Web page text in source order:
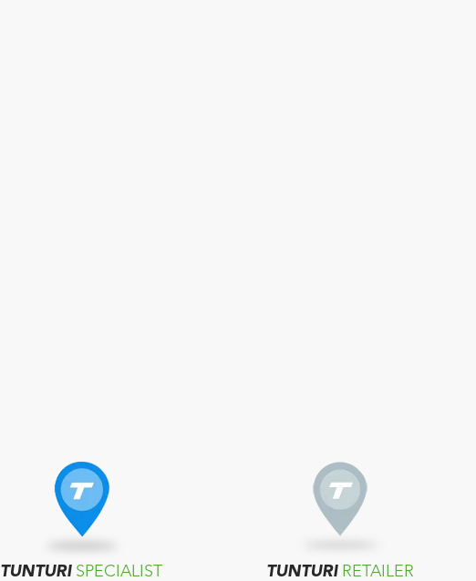
TUNTURISPECIALIST TUNTURIRETAILER